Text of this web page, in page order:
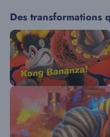
Des transformations